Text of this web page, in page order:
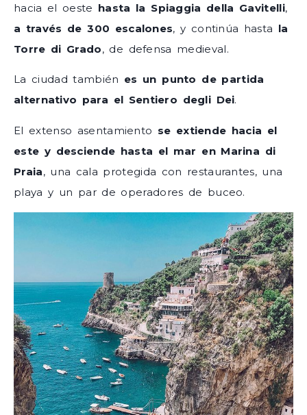
hacia el oeste hasta la Spiaggia della Gavitelli,
a través de 300 escalones, y continúa hasta la
Torre di Grado, de defensa medieval.
La ciudad también es un punto de partida
alternativo para el Sentiero degli Dei.
El extenso asentamiento se extiende hacia el
este y desciende hasta el mar en Marina di
Praia, una cala protegida con restaurantes, una
playa y un par de operadores de buceo.